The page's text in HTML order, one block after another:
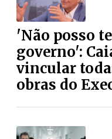
'Não posso
governo':
vincular
obras do